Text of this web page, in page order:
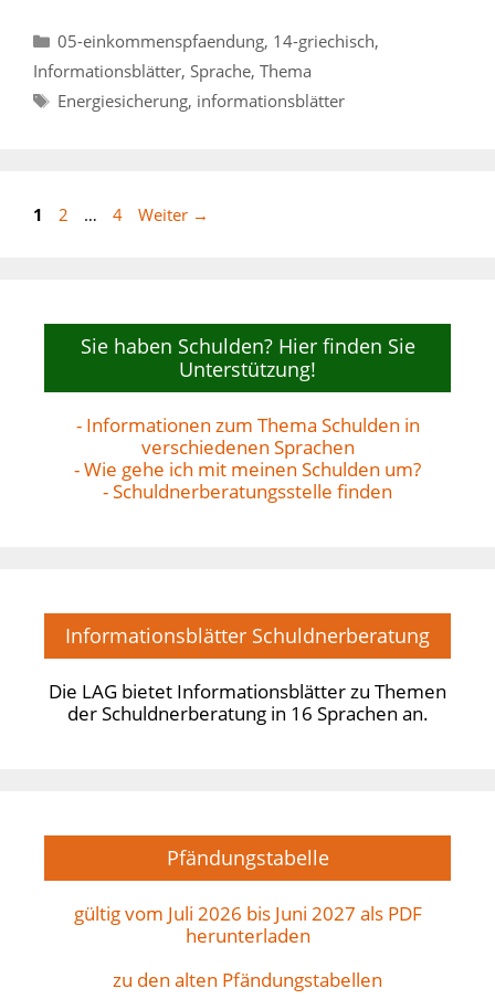
Kategorien
05-einkommenspfaendung, 14-griechisch,
Informationsblätter, Sprache, Thema
Schlagwörter
Energiesicherung, informationsblätter
Seite
1 Seite
2 … Seite
4 Weiter →
Sie haben Schulden? Hier finden Sie
Unterstützung!
- Informationen zum Thema Schulden in
verschiedenen Sprachen
- Wie gehe ich mit meinen Schulden um?
- Schuldnerberatungsstelle finden
Informationsblätter Schuldnerberatung
Die LAG bietet Informationsblätter zu Themen
der Schuldnerberatung in 16 Sprachen an.
Pfändungstabelle
gültig vom Juli 2026 bis Juni 2027 als PDF
herunterladen
zu den alten Pfändungstabellen